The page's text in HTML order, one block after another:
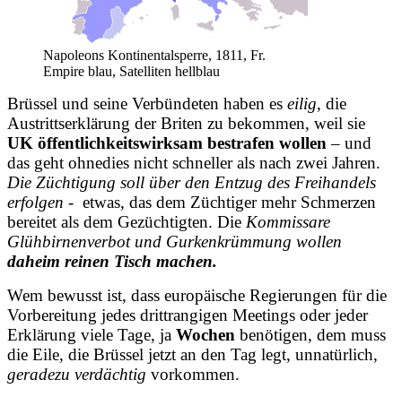
Napoleons Kontinentalsperre, 1811, Fr.
Empire blau, Satelliten hellblau
Brüssel und seine Verbündeten haben es eilig, die
Austrittserklärung der Briten zu bekommen, weil sie
UK öffentlichkeitswirksam bestrafen wollen – und
das geht ohnedies nicht schneller als nach zwei Jahren.
Die Züchtigung soll über den Entzug des Freihandels
erfolgen - etwas, das dem Züchtiger mehr Schmerzen
bereitet als dem Gezüchtigten. Die Kommissare
Glühbirnenverbot und Gurkenkrümmung wollen
daheim reinen Tisch machen.
Wem bewusst ist, dass europäische Regierungen für die
Vorbereitung jedes drittrangigen Meetings oder jeder
Erklärung viele Tage, ja Wochen benötigen, dem muss
die Eile, die Brüssel jetzt an den Tag legt, unnatürlich,
geradezu verdächtig vorkommen.